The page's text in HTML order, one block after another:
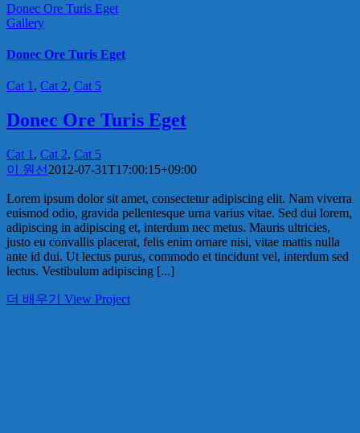
Donec Ore Turis Eget
Gallery
Donec Ore Turis Eget
Cat 1 , Cat 2, Cat 5
Donec Ore Turis Eget
Cat 1 , Cat 2, Cat 5
이 원선 2012-07-31T17:00:15+09:00
Lorem ipsum dolor sit amet, consectetur adipiscing elit. Nam viverra
euismod odio, gravida pellentesque urna varius vitae. Sed dui lorem,
adipiscing in adipiscing et, interdum nec metus. Mauris ultricies,
justo eu convallis placerat, felis enim ornare nisi, vitae mattis nulla
ante id dui. Ut lectus purus, commodo et tincidunt vel, interdum sed
lectus. Vestibulum adipiscing [...]
더 배우기 View Project